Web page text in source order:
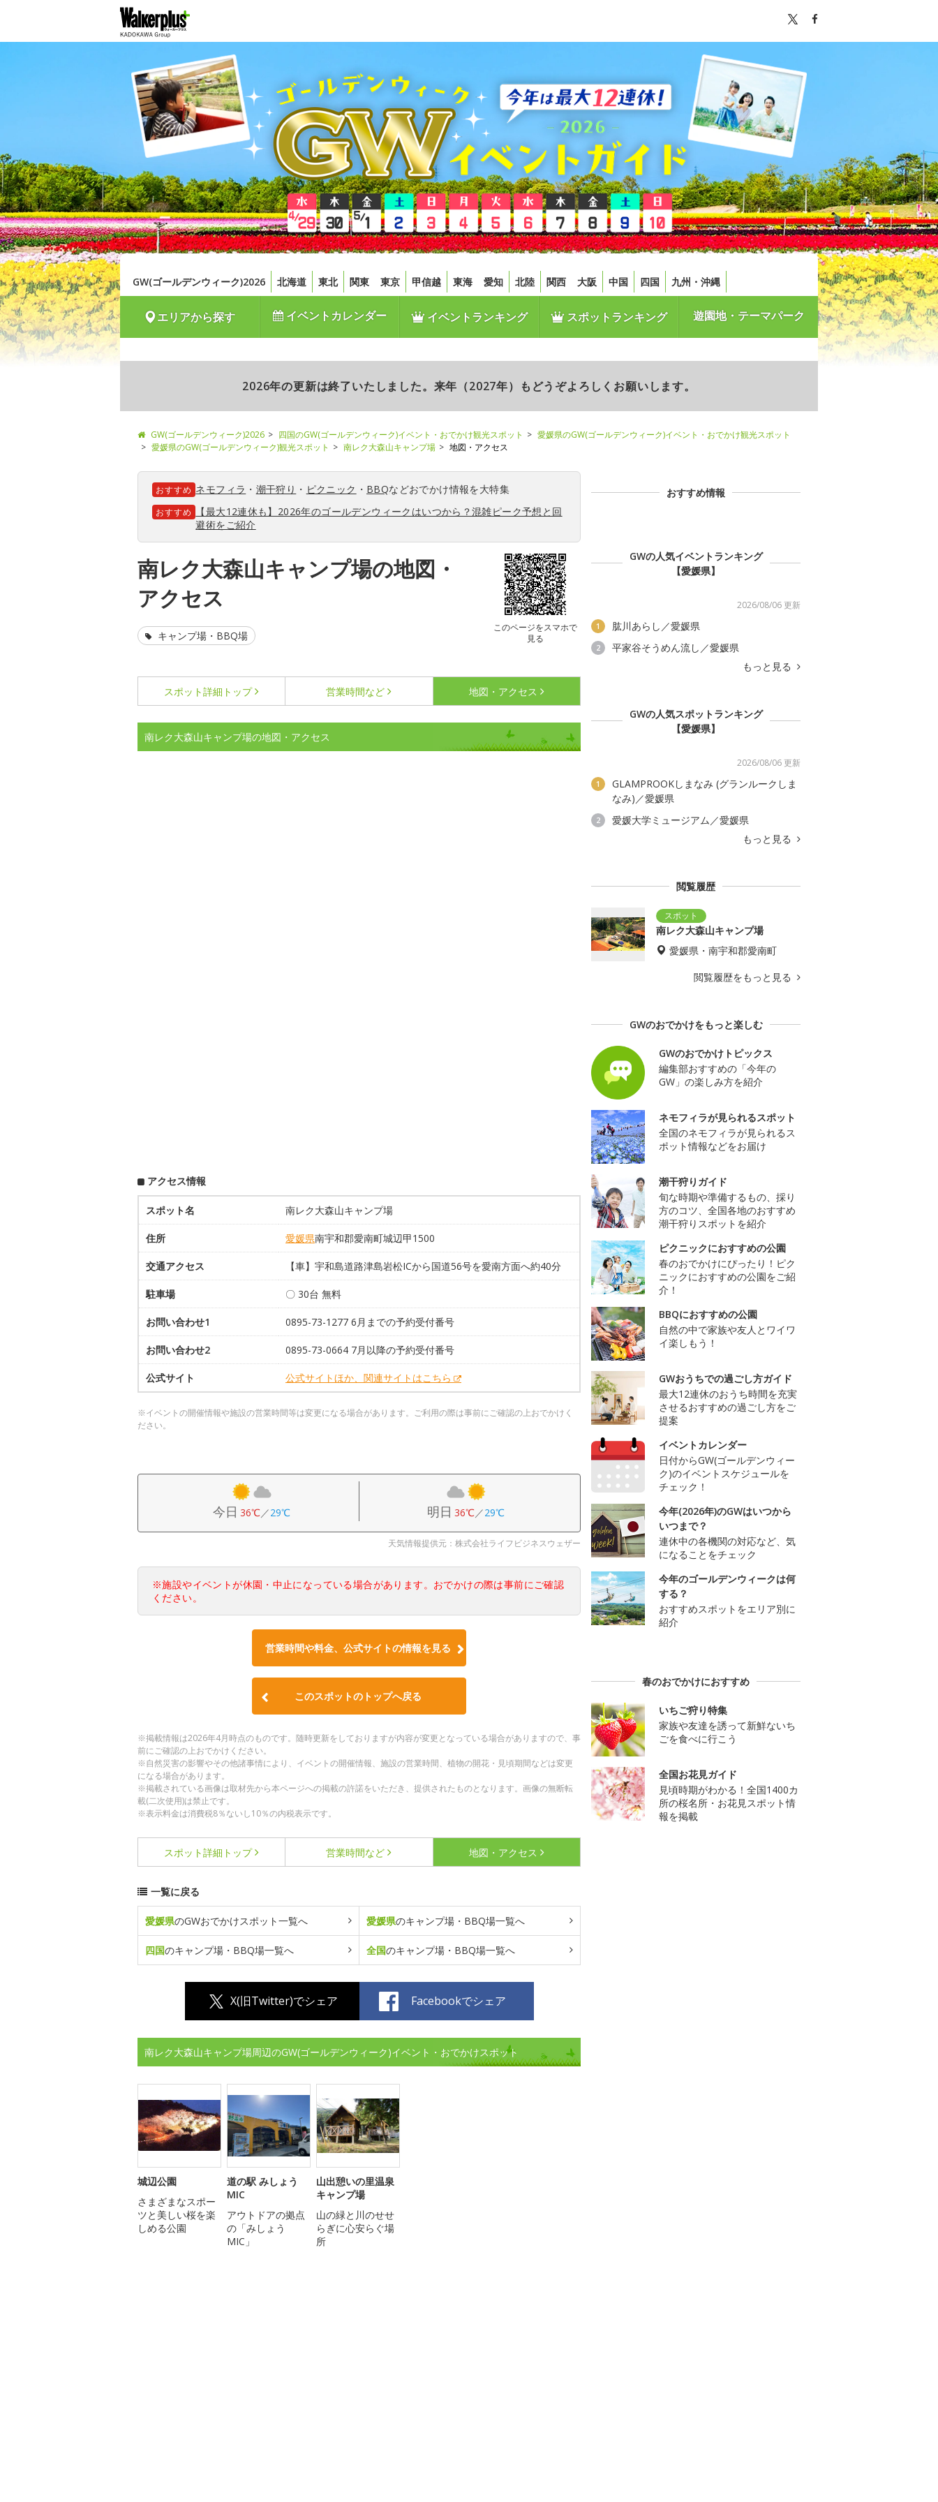
GW(ゴールデンウィーク)2026 北海道 東北 関東 東京 甲信越 東海 愛知 北陸 関西 大阪 中国 四国 九州・沖縄
エリアから探す イベントカレンダー イベントランキング スポットランキング 遊園地・テーマパーク
2026年の更新は終了いたしました。来年（2027年）もどうぞよろしくお願いします。
GW(ゴールデンウィーク)2026 四国のGW(ゴールデンウィーク)イベント・おでかけ観光スポット
愛媛県のGW(ゴールデンウィーク)イベント・おでかけ観光スポット
愛媛県のGW(ゴールデンウィーク)観光スポット
南レク大森山キャンプ場 地図・アクセス
おすすめ ネモフィラ ・ 潮干狩り ・ ピクニック ・ BBQなどおでかけ情報を大特集
おすすめ
【最大12連休も】2026年のゴールデンウィークはいつから？混雑ピーク予想と回
避術をご紹介
南レク大森山キャンプ場の地図・
アクセス
このページをスマホで
見る
キャンプ場・BBQ場
スポット詳細 トップ 営業時間など 地図・アクセス
南レク大森山キャンプ場の地図・アクセス
アクセス情報
スポット名 南レク大森山キャンプ場
住所 愛媛県南宇和郡愛南町城辺甲1500
交通アクセス 【車】宇和島道路津島岩松ICから国道56号を愛南方面へ約40分
駐車場 〇 30台 無料
お問い合わせ1 0895-73-1277 6月までの予約受付番号
お問い合わせ2 0895-73-0664 7月以降の予約受付番号
公式サイト 公式サイトほか、関連サイトはこちら
※イベントの開催情報や施設の営業時間等は変更になる場合があります。ご利用の際は事前にご確認の上おでかけく
ださい。
今日 36℃／29℃ 明日 36℃／29℃
天気情報提供元：株式会社ライフビジネスウェザー
※施設やイベントが休園・中止になっている場合があります。おでかけの際は事前にご確認
ください。
営業時間や料金、公式サイトの情報を見る
このスポットのトップへ戻る
※掲載情報は2026年4月時点のものです。随時更新をしておりますが内容が変更となっている場合がありますので、事
前にご確認の上おでかけください。
※自然災害の影響やその他諸事情により、イベントの開催情報、施設の営業時間、植物の開花・見頃期間などは変更
になる場合があります。
※掲載されている画像は取材先から本ページへの掲載の許諾をいただき、提供されたものとなります。画像の無断転
載(二次使用)は禁止です。
※表示料金は消費税8％ないし10％の内税表示です。
スポット詳細 トップ 営業時間など 地図・アクセス
一覧に戻る
愛媛県のGWおでかけスポット一覧へ 愛媛県のキャンプ場・BBQ場一覧へ
四国のキャンプ場・BBQ場一覧へ 全国のキャンプ場・BBQ場一覧へ
X(旧Twitter)でシェア Facebookでシェア
南レク大森山キャンプ場周辺のGW(ゴールデンウィーク)イベント・おでかけスポット
城辺公園
さまざまなスポー
ツと美しい桜を楽
しめる公園
道の駅 みしょう
MIC
アウトドアの拠点
の「みしょう
MIC」
山出憩いの里温泉
キャンプ場
山の緑と川のせせ
らぎに心安らぐ場
所
おすすめ情報
GWの人気イベントランキング
【愛媛県】
2026/08/06 更新
1 肱川あらし／愛媛県
2
平家谷そうめん流し／愛媛県
もっと見る
GWの人気スポットランキング
【愛媛県】
2026/08/06 更新
1
GLAMPROOKしまなみ (グランルークしま
なみ)／愛媛県
2
愛媛大学ミュージアム／愛媛県
もっと見る
閲覧履歴
南レク大森山キャンプ場
愛媛県・南宇和郡愛南町
閲覧履歴をもっと見る
GWのおでかけをもっと楽しむ
GWのおでかけトピックス
編集部おすすめの「今年の
GW」の楽しみ方を紹介
ネモフィラが見られるスポット
全国のネモフィラが見られるス
ポット情報などをお届け
潮干狩りガイド
旬な時期や準備するもの、採り
方のコツ、全国各地のおすすめ
潮干狩りスポットを紹介
ピクニックにおすすめの公園
春のおでかけにぴったり！ピク
ニックにおすすめの公園をご紹
介！
BBQにおすすめの公園
自然の中で家族や友人とワイワ
イ楽しもう！
GWおうちでの過ごし方ガイド
最大12連休のおうち時間を充実
させるおすすめの過ごし方をご
提案
イベントカレンダー
日付からGW(ゴールデンウィー
ク)のイベントスケジュールを
チェック！
今年(2026年)のGWはいつから
いつまで？
連休中の各機関の対応など、気
になることをチェック
今年のゴールデンウィークは何
する？
おすすめスポットをエリア別に
紹介
春のおでかけにおすすめ
いちご狩り特集
家族や友達を誘って新鮮ないち
ごを食べに行こう
全国お花見ガイド
見頃時期がわかる！全国1400カ
所の桜名所・お花見スポット情
報を掲載